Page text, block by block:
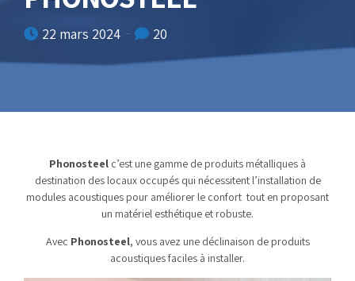
22 mars 2024 20
Phonosteel c’est une gamme de produits métalliques à
destination des locaux occupés qui nécessitent l’installation de
modules acoustiques pour améliorer le confort tout en proposant
un matériel esthétique et robuste.
Avec Phonosteel, vous avez une déclinaison de produits
acoustiques faciles à installer.